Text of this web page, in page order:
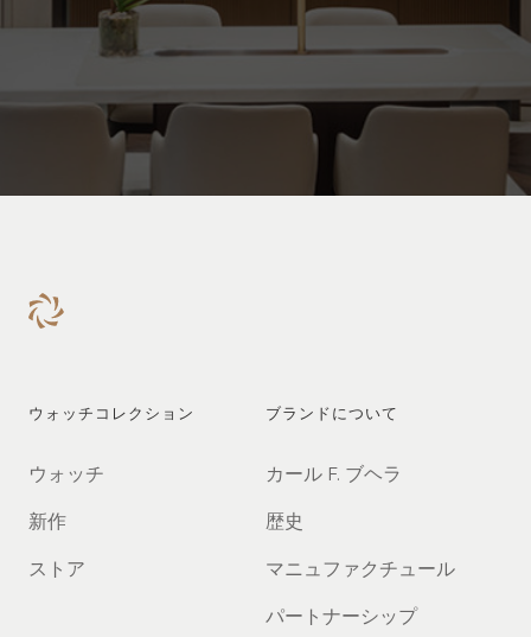
ウォッチコレクション
ウォッチ
新作
ストア
ブランドについて
カール F. ブヘラ
歴史
マニュファクチュール
パートナーシップ